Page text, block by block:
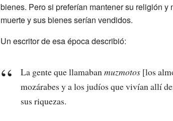
bienes. Pero si preferían mantener su religión
muerte y sus bienes serían vendidos.
Un escritor de esa época describió:
La gente que llamaban muzmotos[los
mozárabes y a los judíos que vivían allí
sus riquezas.